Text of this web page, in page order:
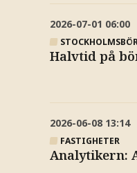
2026-07-01 06:00
Halvtid på
2026-06-08 13:14
FASTIGHETER
Analytikern: